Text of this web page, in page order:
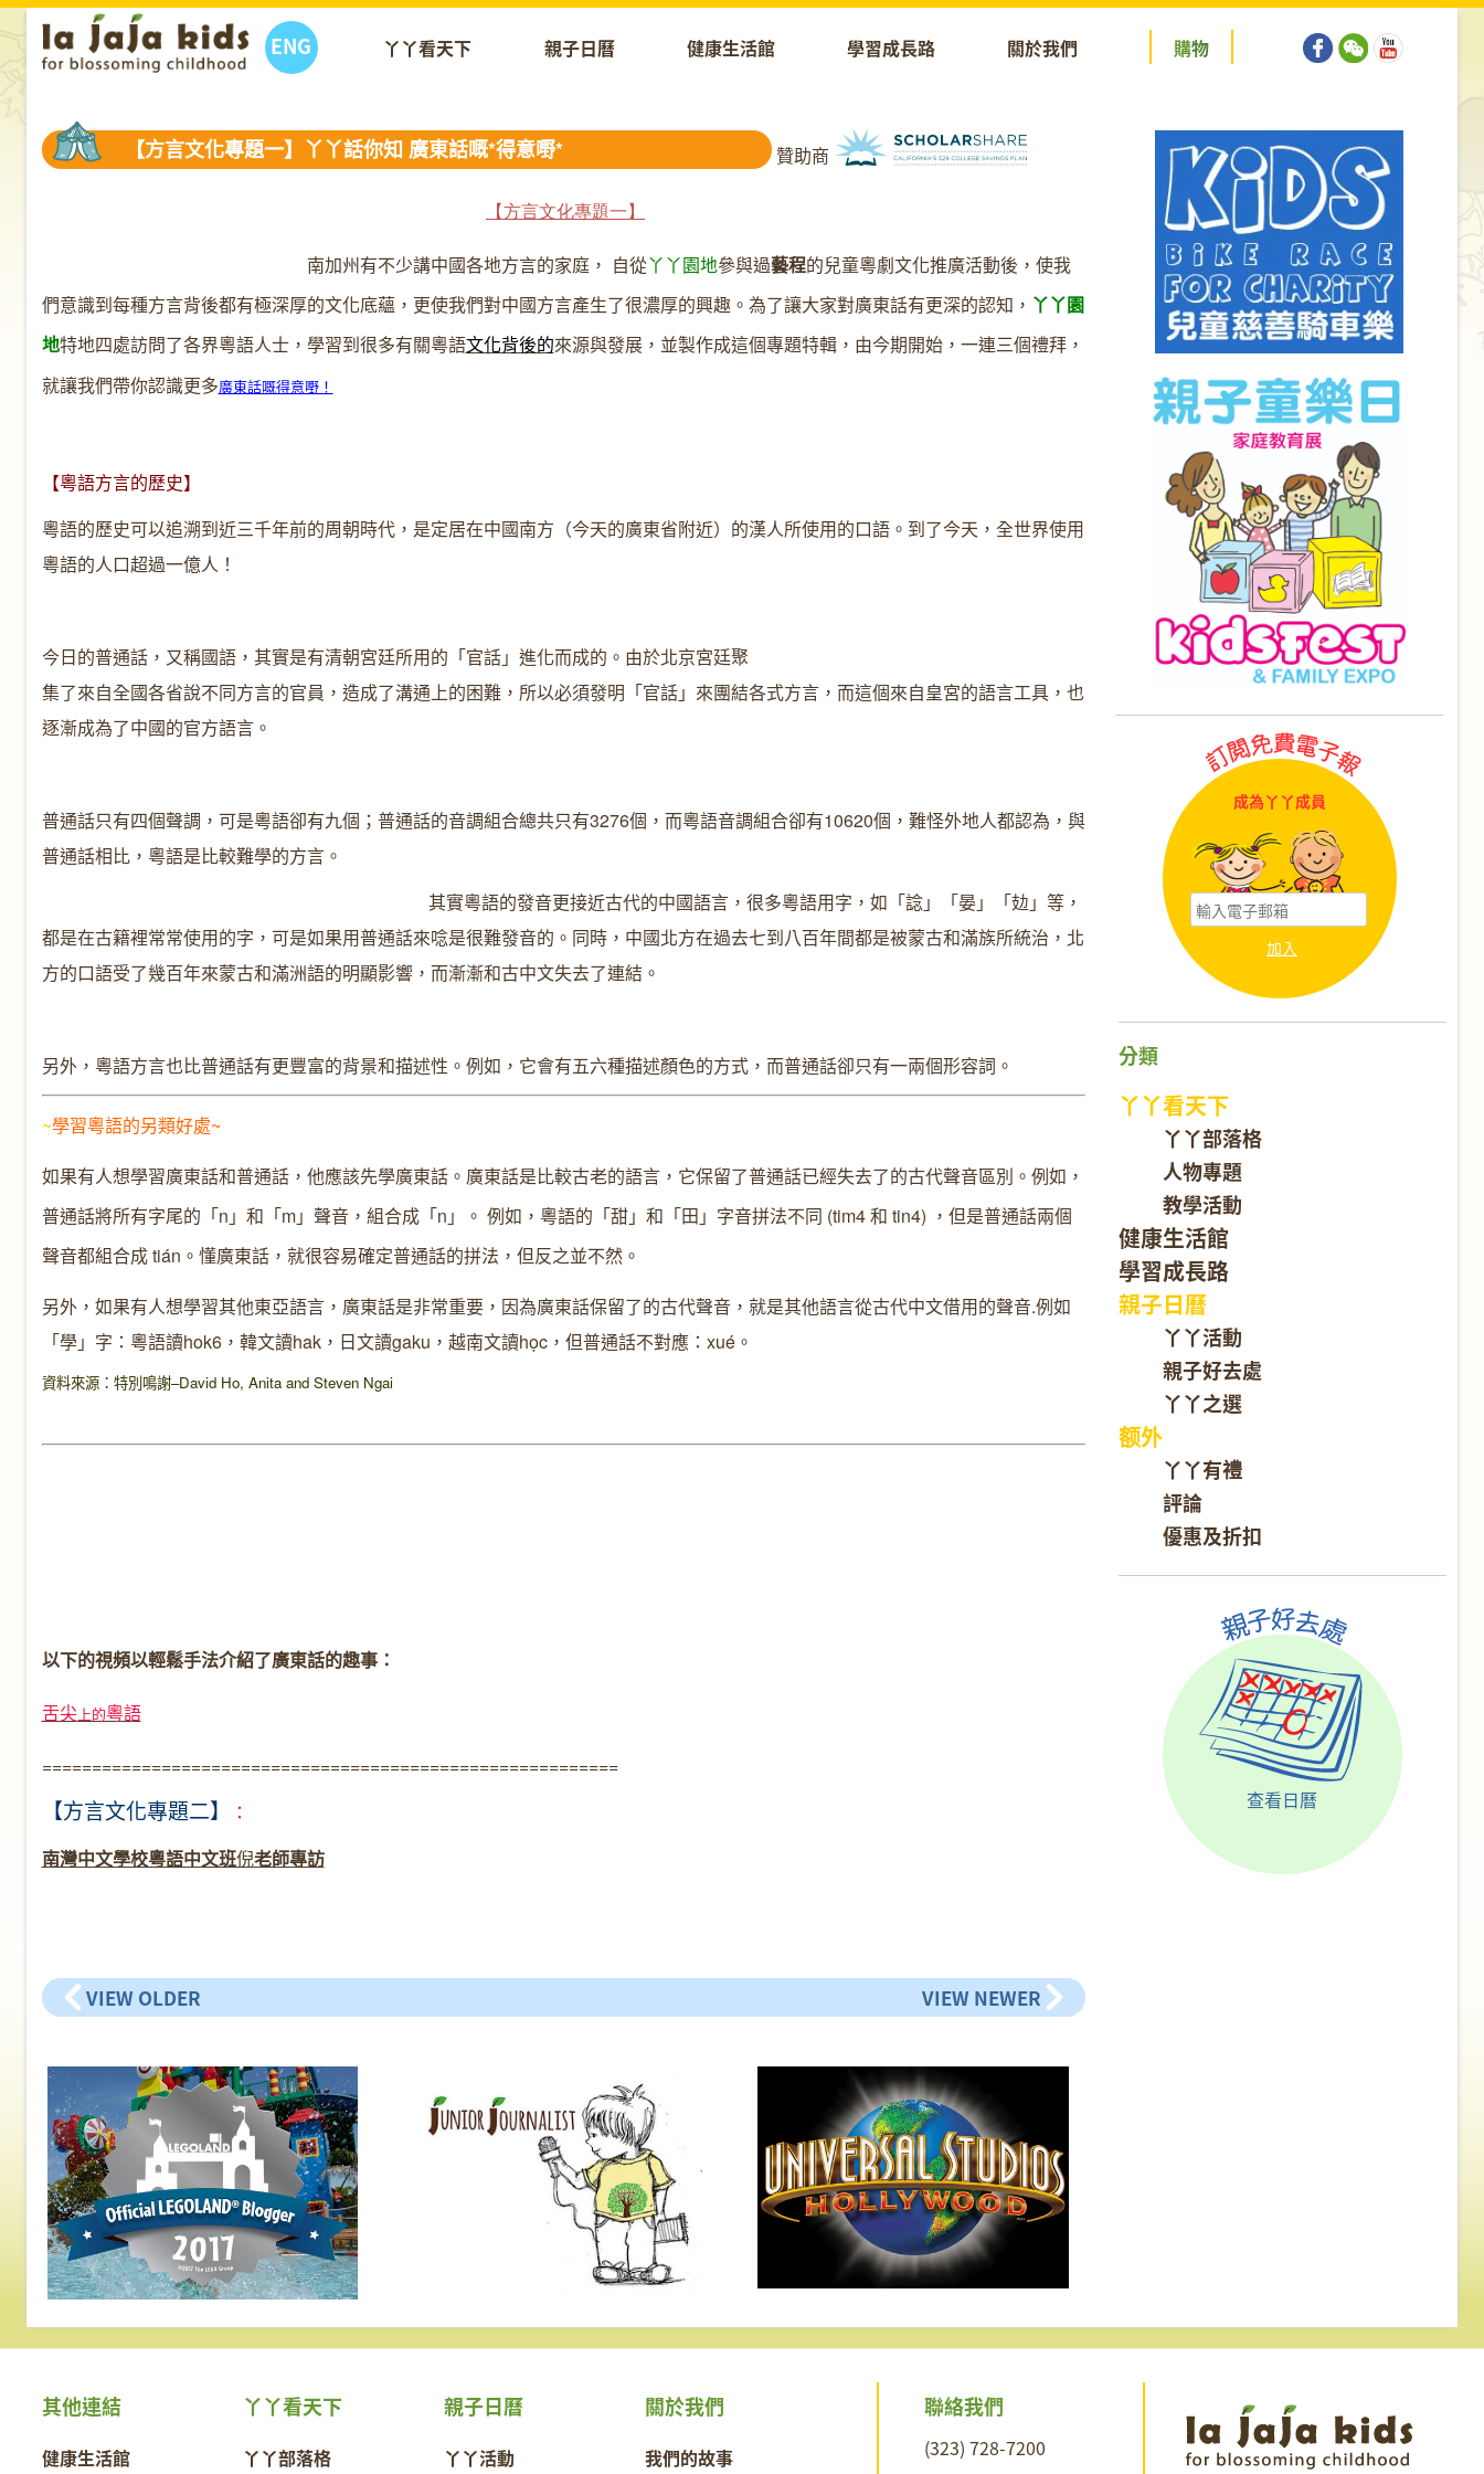
ENG 丫丫看天下 親子日曆 健康生活館 學習成長路 關於我們 購物
【方言文化專題一】丫丫話你知 廣東話嘅*得意嘢* 贊助商
【方言文化專題一】
南加州有不少講中國各地方言的家庭， 自從丫丫園地參與過藝程的兒童粵劇文化推廣活動後，使我
們意識到每種方言背後都有極深厚的文化底蘊，更使我們對中國方言產生了很濃厚的興趣。 為了讓大家對廣東話有更深的認知， 丫丫園
地特地四處訪問了各界粵語人士， 學習到很多有關粵語文化背後的來源與發展， 並製作成這個專題特輯， 由今期開始，一連三個禮拜，
就讓我們帶你認識更多廣東話嘅得意嘢！
【粵語方言的歷史】
粵語的歷史可以追溯到近三千年前的周朝時代，是定居在中國南方（今天的廣東省附近）的漢人所使用的口語。到了今天，全世界使用
粵語的人口超過一億人！
今日的普通話，又稱國語，其實是有清朝宮廷所用的「官話」進化而成的。由於北京宮廷聚
集了來自全國各省說不同方言的官員，造成了溝通上的困難，所以必須發明「官話」來團結各式方言，而這個來自皇宮的語言工具，也
逐漸成為了中國的官方語言。
普通話只有四個聲調，可是粵語卻有九個；普通話的音調組合總共只有3276個，而粵語音調組合卻有10620個，難怪外地人都認為，與
普通話相比，粵語是比較難學的方言。
其實粵語的發音更接近古代的中國語言，很多粵語用字，如「諗」「晏」「攰」等，
都是在古籍裡常常使用的字，可是如果用普通話來唸是很難發音的。同時，中國北方在過去七到八百年間都是被蒙古和滿族所統治，北
方的口語受了幾百年來蒙古和滿洲語的明顯影響，而漸漸和古中文失去了連結。
另外，粵語方言也比普通話有更豐富的背景和描述性。例如，它會有五六種描述顏色的方式，而普通話卻只有一兩個形容詞。
~學習粵語的另類好處~
如果有人想學習廣東話和普通話， 他應該先學廣東話。廣東話是比較古老的語言， 它保留了普通話已經失去了的古代聲音區別。例如 ，
普通話將所有字尾的「n 」和「m」聲音，組合成「n 」 。 例如 ， 粵語的 「甜」和「田」字音拼法不同 (tim4和 tin4) ， 但是普通話兩個
聲音都組合成tián 。懂廣東話，就很容易確定普通話的拼法 ， 但反之並不然。
另外， 如果有人想學習其他東亞語言， 廣東話是非常重要， 因為廣東話保留了的古代聲音，就是其他語言從古代中文借用的聲音.例如
「學」字： 粵語讀hok6， 韓文讀hak， 日文讀gaku ， 越南文讀học， 但普通話不對應： xué。
資料來源：特別鳴謝–David Ho, Anita and Steven Ngai
以下的視頻以輕鬆手法介紹了廣東話的趣事：
舌尖上的粵語
==========================================================
【方言文化專題二】
：
南灣中文學校粵語中文班倪老師專訪
VIEW OLDER VIEW NEWER
分類
丫丫看天下
丫丫部落格
人物專題
教學活動
健康生活館
學習成長路
親子日曆
丫丫活動
親子好去處
丫丫之選
额外
丫丫有禮
評論
優惠及折扣
成為丫丫成員
查看日曆
其他連結
健康生活館
丫丫看天下
丫丫部落格
關於我們
我們的故事
親子日曆
丫丫活動
聯絡我們
(323) 728-7200